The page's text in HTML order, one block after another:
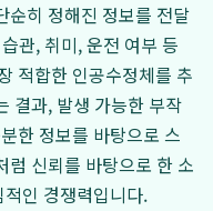
순히 정해진 정보를 전달
관, 취미, 운전 여부 등
적합한 인공수정체를 추
결과, 발생 가능한 부작
한 정보를 바탕으로 스
럼 신뢰를 바탕으로 한 소
인 경쟁력입니다.